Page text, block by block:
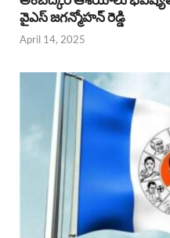
వైఎస్ జగన్మోహన్ రెడ్డి
April 14, 2025